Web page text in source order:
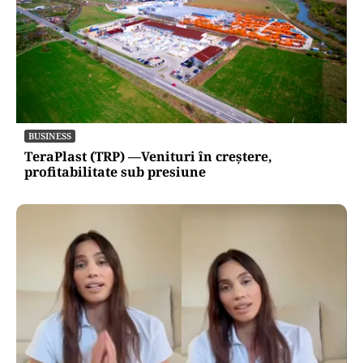
BUSINESS
TeraPlast (TRP) —Venituri în creștere,
profitabilitate sub presiune